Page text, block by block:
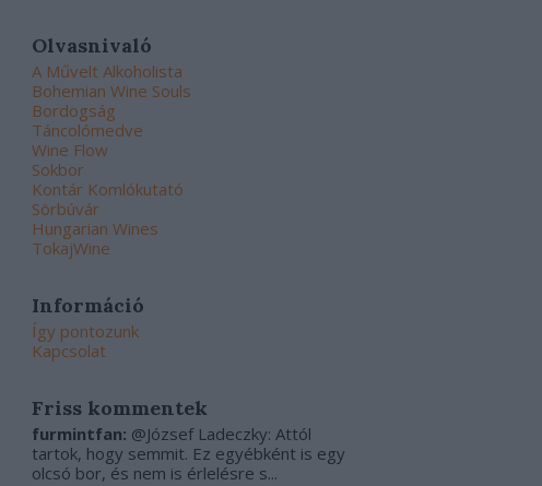
Olvasnivaló
A Művelt Alkoholista
Bohemian Wine Souls
Bordogság
Táncolómedve
Wine Flow
Sokbor
Kontár Komlókutató
Sörbúvár
Hungarian Wines
TokajWine
Információ
Így pontozunk
Kapcsolat
Friss kommentek
furmintfan: @József Ladeczky: Attól
tartok, hogy semmit. Ez egyébként is egy
olcsó bor, és nem is érlelésre s...